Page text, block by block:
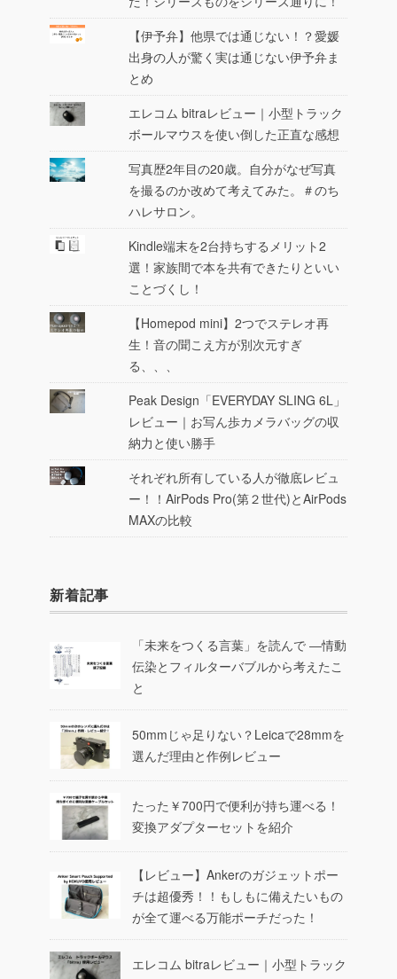
【伊予弁】他県では通じない！？愛媛
出身の人が驚く実は通じない伊予弁ま
とめ
エレコム bitraレビュー｜小型トラック
ボールマウスを使い倒した正直な感想
写真歴2年目の20歳。自分がなぜ写真
を撮るのか改めて考えてみた。＃のち
ハレサロン。
Kindle端末を2台持ちするメリット2
選！家族間で本を共有できたりといい
ことづくし！
【Homepod mini】2つでステレオ再
生！音の聞こえ方が別次元すぎ
る、、、
Peak Design「EVERYDAY SLING 6L」
レビュー｜お写ん歩カメラバッグの収
納力と使い勝手
それぞれ所有している人が徹底レビュ
ー！！AirPods Pro(第２世代)とAirPods
MAXの比較
新着記事
「未来をつくる言葉」を読んで ―情動
伝染とフィルターバブルから考えたこ
と
50mmじゃ足りない？Leicaで28mmを
選んだ理由と作例レビュー
たった￥700円で便利が持ち運べる！
変換アダプターセットを紹介
【レビュー】Ankerのガジェットポー
チは超優秀！！もしもに備えたいもの
が全て運べる万能ポーチだった！
エレコム bitraレビュー｜小型トラック